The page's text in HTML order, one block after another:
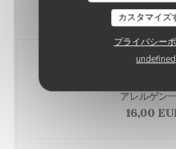
カスタマイズ
プライバシー
undefined
LES PLATS
L'assiette
アレルゲン
16,00